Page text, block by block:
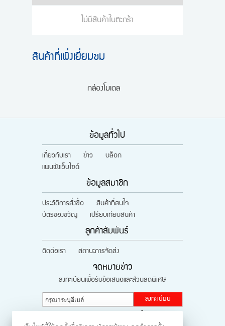
ไม่มีสินค้าในตะกร้า
สินค้าที่เพิ่งเยี่ยมชม
กล่องโมเดล
ข้อมูลทั่วไป
เกี่ยวกับเรา ข่าว
บล็อก
แผนผังเว็บไซต์
ข้อมูลสมาชิก
ประวัติการสั่งซื้อ
สินค้าที่สนใจ
บัตรของขวัญ
เปรียบเทียบสินค้า
ลูกค้าสัมพันธ์
ติดต่อเรา สถานะการจัดส่ง
จดหมายข่าว
ลงทะเบียนเพื่อรับข้อเสนอและส่วนลดพิเศษ
ลงทะเบียน